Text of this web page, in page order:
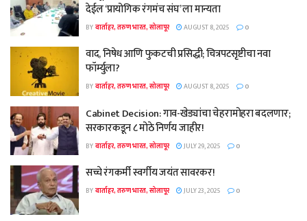
देईल ‘प्रायोगिक रंगमंच संघ’ ला मान्यता
BYवार्ताहर, तरुण भारत, सोलापूर AUGUST 8, 2025 0
वाद, निषेध आणि फुकटची प्रसिद्धी; चित्रपटसृष्टीचा नवा
फॉर्म्युला?
BYवार्ताहर, तरुण भारत, सोलापूर AUGUST 8, 2025 0
Cabinet Decision: गाव-खेड्यांचा चेहरामोहरा बदलणार;
सरकारकडून ८ मोठे निर्णय जाहीर!
BYवार्ताहर, तरुण भारत, सोलापूर JULY 29, 2025 0
सच्चे रंगकर्मी स्वर्गीय जयंत सावरकर!
BYवार्ताहर, तरुण भारत, सोलापूर JULY 23, 2025 0